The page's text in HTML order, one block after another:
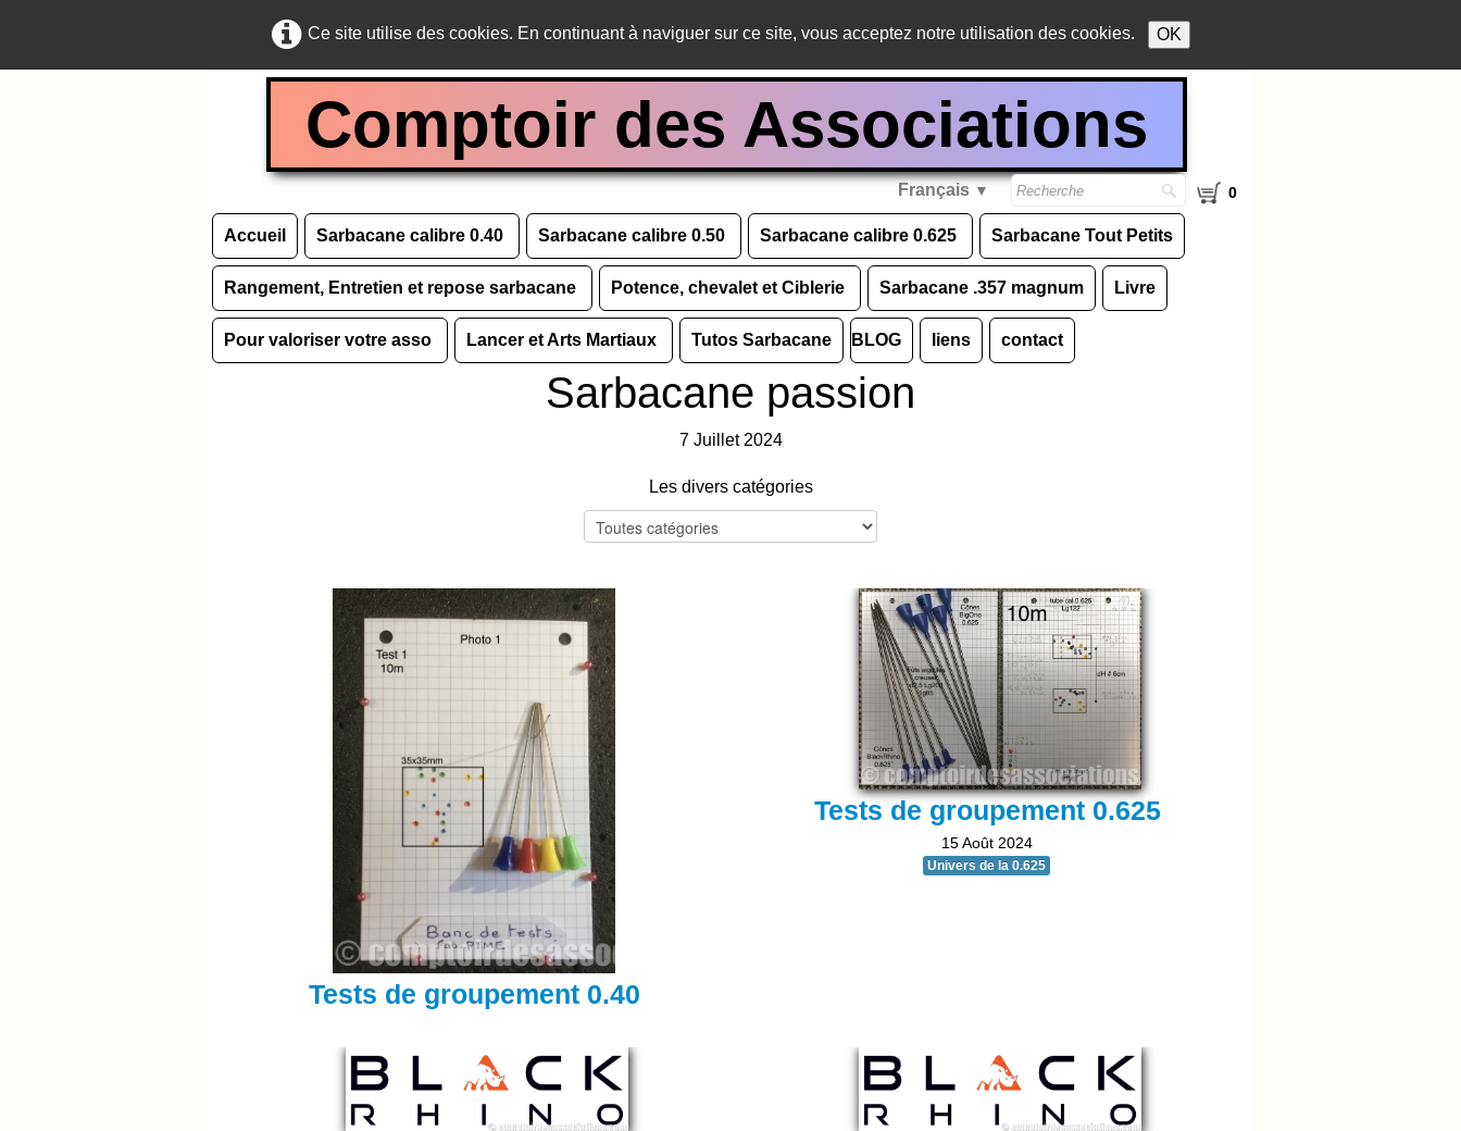
Ce site utilise des cookies. En continuant à naviguer sur ce site, vous acceptez notre utilisation des cookies. OK
Comptoir des Associations
Français ▼ 0
Accueil Sarbacane calibre 0.40 Sarbacane calibre 0.50 Sarbacane calibre 0.625 Sarbacane Tout Petits
Rangement, Entretien et repose sarbacane Potence, chevalet et Ciblerie Sarbacane .357 magnum Livre
Pour valoriser votre asso Lancer et Arts Martiaux Tutos Sarbacane BLOG liens contact
Sarbacane passion
7 Juillet 2024
Les divers catégories
Tests de groupement 0.40
Tests de groupement 0.625
15 Août 2024
Univers de la 0.625